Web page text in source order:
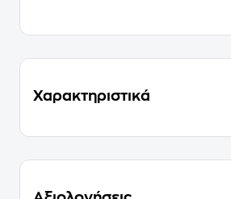
Χαρακτηριστικά